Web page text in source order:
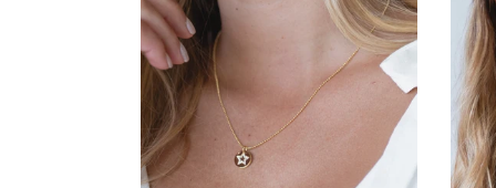
Oro
Plata